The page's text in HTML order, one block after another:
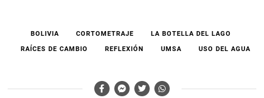
BOLIVIA CORTOMETRAJE
LA BOTELLA DEL LAGO
RAÍCES DE CAMBIO
REFLEXIÓN UMSA USO DEL AGUA